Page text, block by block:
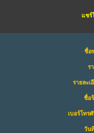
แชร์
ชื่อ
ร
รายละเ
ชื่อ
เบอร์โทร
วัน